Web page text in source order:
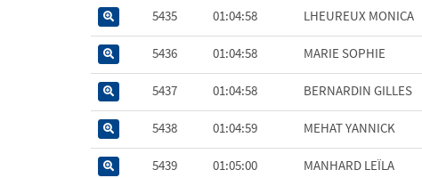
5435 01:04:58 LHEUREUX MONICA
5436 01:04:58 MARIE SOPHIE
5437 01:04:58 BERNARDIN GILLES
5438 01:04:59 MEHAT YANNICK
5439 01:05:00 MANHARD LEÏLA